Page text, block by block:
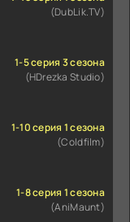
(DubLik.TV)
1-5 серия 3 сезона
(HDrezka Studio)
1-10 серия 1 сезона
(Coldfilm)
1-8 серия 1 сезона
(AniMaunt)